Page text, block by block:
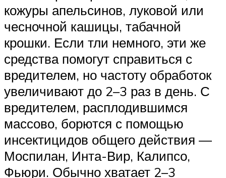
кожуры апельсинов, луковой или
чесночной кашицы, табачной
крошки. Если тли немного, эти же
средства помогут справиться с
вредителем, но частоту обработок
увеличивают до 2–3 раз в день. С
вредителем, расплодившимся
массово, борются с помощью
инсектицидов общего действия —
Моспилан, Инта-Вир, Калипсо,
Фьюри. Обычно хватает 2–3